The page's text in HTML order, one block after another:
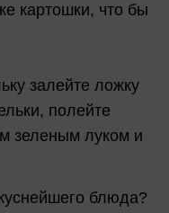
картошки, что бы
залейте ложку
полейте
зеленым луком и
блюда?